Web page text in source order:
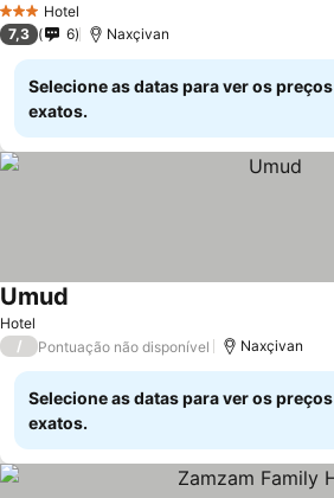
3 EstrelasHotel
7,3 6 Naxçivan
Selecione as datas para ver os preços
exatos.
Hotel
Umud
/ Pontuação não disponível Naxçivan
Selecione as datas para ver os preços
exatos.